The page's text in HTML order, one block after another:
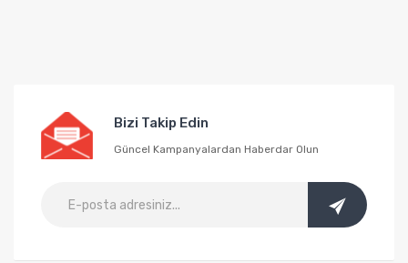
Bizi Takip Edin
Güncel Kampanyalardan Haberdar Olun